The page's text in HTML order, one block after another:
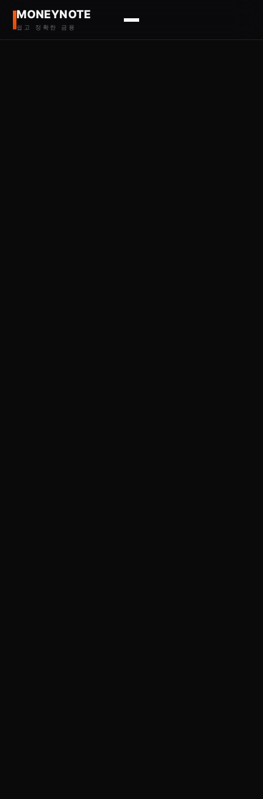
MONEYNOTE
쉽고 정확한 금융